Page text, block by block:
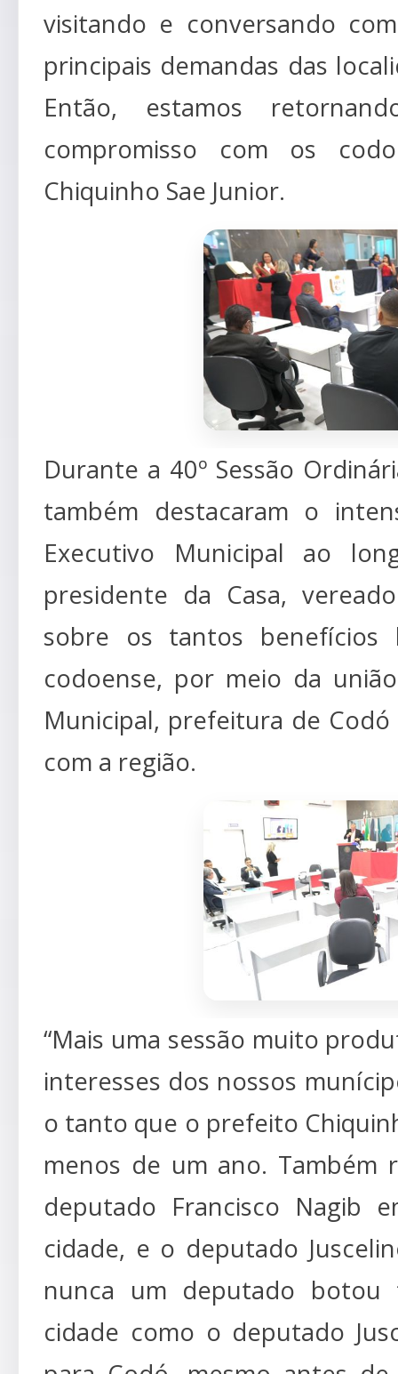
visitando e conversando
principais demandas das
Então, estamos
compromisso com os
Chiquinho Sae Junior.
Durante a 40º Sessão
também destacaram o
Executivo Municipal ao
presidente da Casa,
sobre os tantos benefícios
codoense, por meio da
Municipal, prefeitura de
com a região.
“Mais uma sessão muito
interesses dos nossos
o tanto que o prefeito
menos de um ano.
deputado Francisco Nagib
cidade, e o deputado
nunca um deputado botou
cidade como o deputado